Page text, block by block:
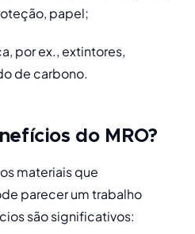
papel;
por ex., extintores,
de carbono.
do MRO?
materiais que
parecer um trabalho
são significativos: